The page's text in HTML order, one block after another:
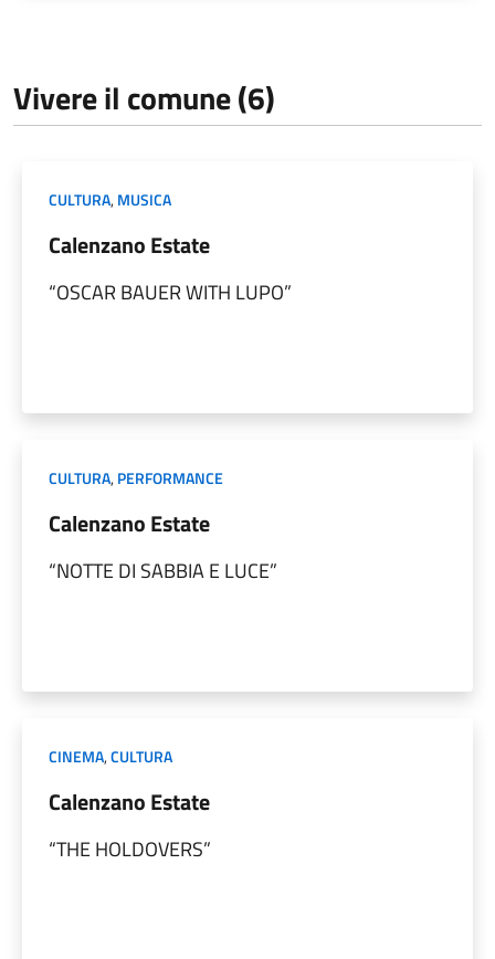
Vivere il comune (6)
CULTURA,MUSICA
Calenzano Estate
“OSCAR BAUER WITH LUPO”
CULTURA,PERFORMANCE
Calenzano Estate
“NOTTE DI SABBIA E LUCE”
CINEMA,CULTURA
Calenzano Estate
“THE HOLDOVERS”